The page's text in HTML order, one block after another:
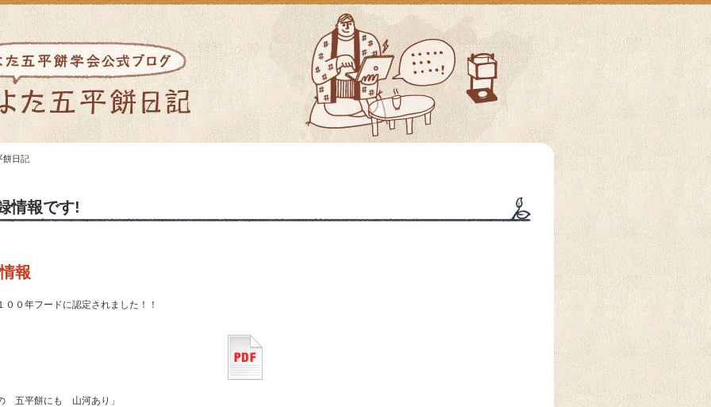
餅日記
情報です!
報
００年フードに認定されました！！
五平餅にも 山河あり」